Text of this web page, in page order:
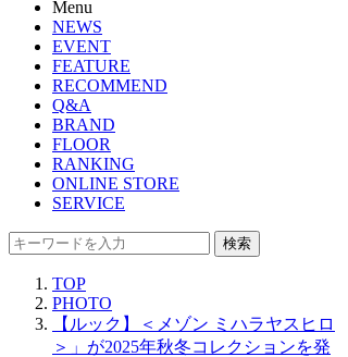
Menu
NEWS
EVENT
FEATURE
RECOMMEND
Q&A
BRAND
FLOOR
RANKING
ONLINE STORE
SERVICE
検索
TOP
PHOTO
【ルック】＜メゾン ミハラヤスヒロ
＞」が2025年秋冬コレクションを発